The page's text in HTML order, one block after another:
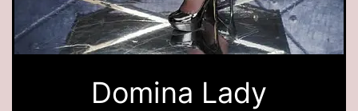
Domina Lady